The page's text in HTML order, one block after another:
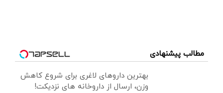
مطالب پیشنهادی
بهترین داروهای لاغری برای شروع کاهش
وزن، ارسال از داروخانه های نزدیکت!